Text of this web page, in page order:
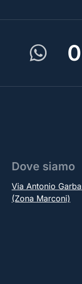
Dove siamo
Via Antonio
(Zona Marconi)